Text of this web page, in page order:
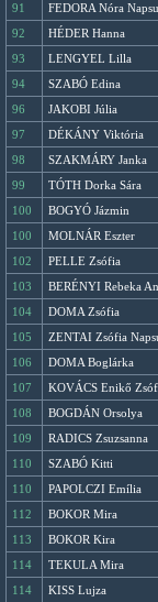
91
FEDORA Nóra
92
HÉDER Hanna
93
LENGYEL Lilla
94
SZABÓ Edina
96
JAKOBI Júlia
97
DÉKÁNY Viktória
98
SZAKMÁRY Janka
99
TÓTH Dorka Sára
100
BOGYÓ Jázmin
100
MOLNÁR Eszter
102
PELLE Zsófia
103
BERÉNYI Rebeka
104
DOMA Zsófia
105
ZENTAI Zsófia
106
DOMA Boglárka
107
KOVÁCS Enikő
108
BOGDÁN Orsolya
109
RADICS Zsuzsanna
110
SZABÓ Kitti
110
PAPOLCZI Emília
112
BOKOR Mira
113
BOKOR Kira
114
TEKULA Mira
114
KISS Lujza